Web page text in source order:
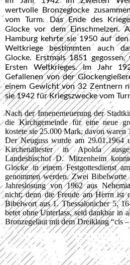
wertvolle Bronzeglocke
vom Turm. Das Ende des
Glocke vor dem Einschmelzen.
Hamburg kehrte sie 1950 auf
Weltkriege bestimmten auch
Glocke. Erstmals 1851
Ersten Weltkrieges. Im Jahr
Gefallenen von der
einem Gewicht von 32 Zentnern
sie 1942 für Kriegszwecke vom
Nach der Innenerneuerung der
die Kirchgemeinde für eine neue
kostete sie 25.000 Mark, davon
Der Neuguss wurde am 29.01.1964
Kirchenältester in Apolda
Landesbischof D. Mitzenheim
Glocke in einem Festgottesdienst
genommen werden. Zwei
Jahreslosung von 1962 aus
nicht; denn die Freude am Herrn ist
Bibelwort aus 1. Thessalonicher 5,
betet ohne Unterlass, seid dankbar in
Bronzegeläut mit dem Dreiklang “cis